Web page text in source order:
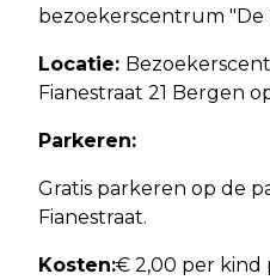
bezoekerscentrum "De
Locatie:
Fianestraat 21 Bergen
Parkeren:
Gratis parkeren op de
Fianestraat.
Kosten:€ 2,00 per kind